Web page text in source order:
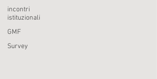
incontri
istituzionali
GMF
Survey